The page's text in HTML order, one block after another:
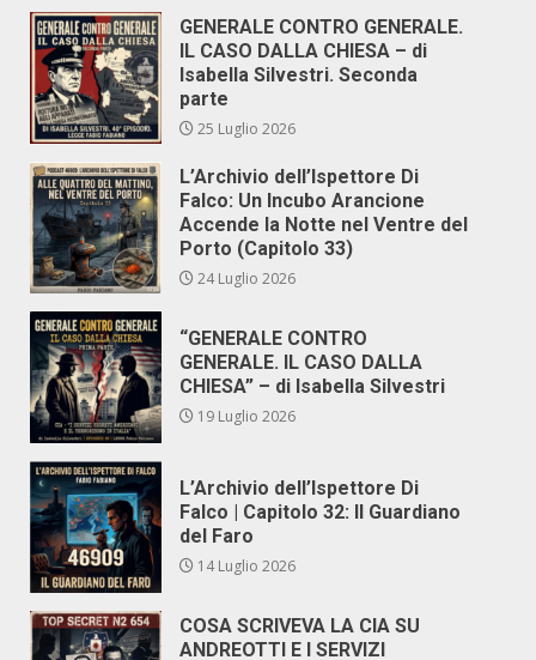
GENERALE CONTRO GENERALE.
IL CASO DALLA CHIESA – di
Isabella Silvestri. Seconda
parte
25 Luglio 2026
L’Archivio dell’Ispettore Di
Falco: Un Incubo Arancione
Accende la Notte nel Ventre del
Porto (Capitolo 33)
24 Luglio 2026
“GENERALE CONTRO
GENERALE. IL CASO DALLA
CHIESA” – di Isabella Silvestri
19 Luglio 2026
L’Archivio dell’Ispettore Di
Falco | Capitolo 32: Il Guardiano
del Faro
14 Luglio 2026
COSA SCRIVEVA LA CIA SU
ANDREOTTI E I SERVIZI